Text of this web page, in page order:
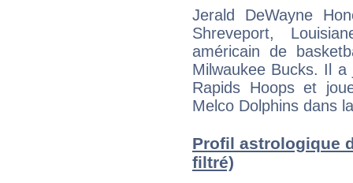
Jerald DeWayne
Shreveport,
américain de
Milwaukee Bucks. Il
Rapids Hoops et
Melco Dolphins dans
Profil astrologique
filtré)